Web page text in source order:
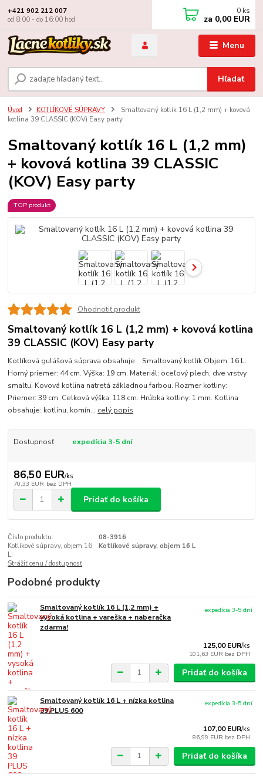
Menu
Hľadať
+421 902 212 007
od 8:00 - do 16:00 hod
0 ks
za 0,00 EUR
Úvod KOTLÍKOVÉ SÚPRAVY
Smaltovaný kotlík 16 L (1,2 mm) + kovová
kotlina 39 CLASSIC (KOV) Easy party
Smaltovaný kotlík 16 L (1,2 mm)
+ kovová kotlina 39 CLASSIC
(KOV) Easy party
TOP produkt
Ohodnotiť produkt
Smaltovaný kotlík 16 L (1,2 mm) + kovová kotlina
39 CLASSIC (KOV) Easy party
Kotlíková gulášová súprava obsahuje: Smaltovaný kotlík Objem: 16 L.
Horný priemer: 44 cm. Výška: 19 cm. Materiál: oceľový plech, dve vrstvy
smaltu. Kovová kotlina natretá základnou farbou. Rozmer kotliny:
Priemer: 39 cm. Celková výška: 118 cm. Hrúbka kotliny: 1 mm. Kotlina
obsahuje: kotlinu, komín... celý popis
Dostupnosť expedícia 3-5 dní
86,50 EUR/ks
70,33 EUR bez DPH
Pridať do košíka
Číslo produktu:
08-3916
Kotlíkové súpravy, objem 16
L:
Kotlíkové súpravy, objem 16 L
Strážiť cenu / dostupnosť
Podobné produkty
Smaltovaný kotlík 16 L (1,2 mm) +
vysoká kotlina + vareška + naberačka
zdarma!
125,00 EUR/ks
101,63 EUR bez DPH
expedícia 3-5 dní
Pridať do košíka
Smaltovaný kotlík 16 L + nízka kotlina
39 PLUS 600
107,00 EUR/ks
86,99 EUR bez DPH
expedícia 3-5 dní
Pridať do košíka